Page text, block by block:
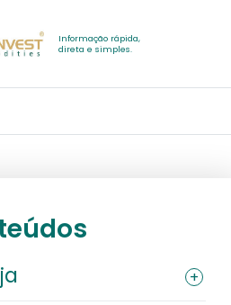
Informação rápida,
direta e simples.